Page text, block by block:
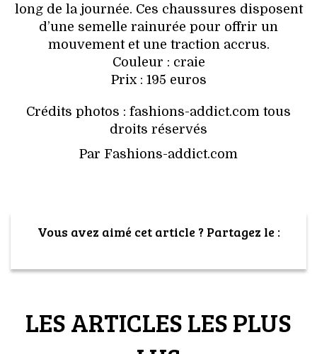
long de la journée. Ces chaussures disposent
d’une semelle rainurée pour offrir un
mouvement et une traction accrus.
Couleur : craie
Prix : 195 euros
Crédits photos : fashions-addict.com tous
droits réservés
Par Fashions-addict.com
Vous avez aimé cet article ? Partagez le :
LES ARTICLES LES PLUS